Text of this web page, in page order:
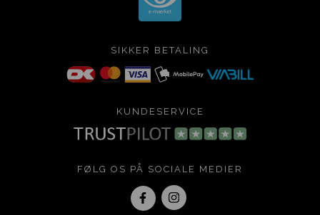
SIKKER BETALING
KUNDESERVICE
FØLG OS PÅ SOCIALE MEDIER